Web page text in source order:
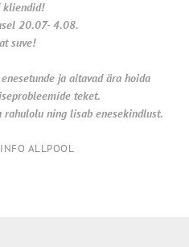
kliendid!
20.07- 4.08.
suve!
ja aitavad ära hoida
teket.
rahulolu ning lisab enesekindlust.
ALLPOOL